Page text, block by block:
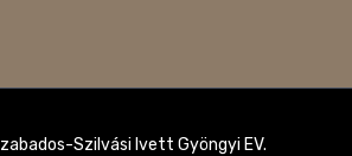
Szilvási Ivett Gyöngyi EV.